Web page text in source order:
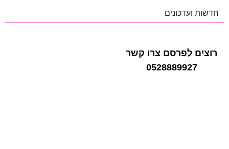
חדשות ועדכונים
רוצים לפרסם צרו קשר
0528889927